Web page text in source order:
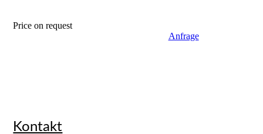
Price on request
Anfrage
Kontakt